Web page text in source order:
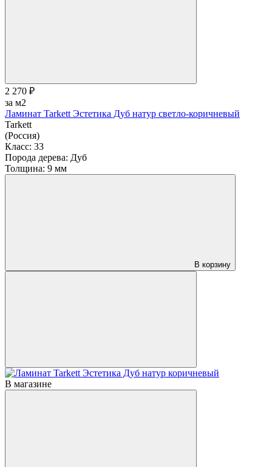
2 270 ₽
за м2
Ламинат Tarkett Эстетика Дуб натур светло-коричневый
Tarkett
(Россия)
Класс: 33
Порода дерева: Дуб
Толщина: 9 мм
В корзину
В магазине